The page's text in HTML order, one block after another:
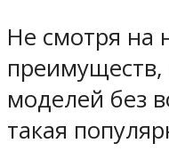
Не смотря на
преимуществ,
моделей без
такая